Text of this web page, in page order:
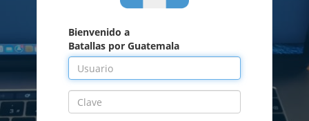
Bienvenido a
Batallas por Guatemala